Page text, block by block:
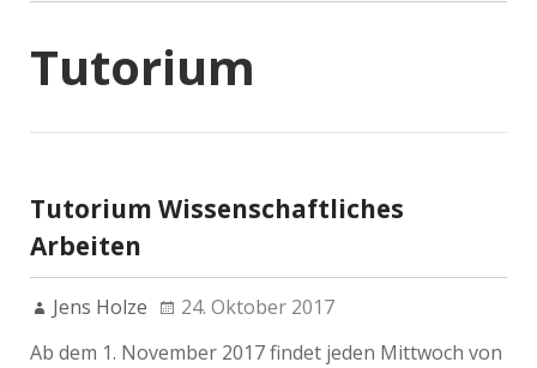
Tutorium
Tutorium Wissenschaftliches
Arbeiten
Jens Holze
24. Oktober 2017
Ab dem 1. November 2017 findet jeden Mittwoch von